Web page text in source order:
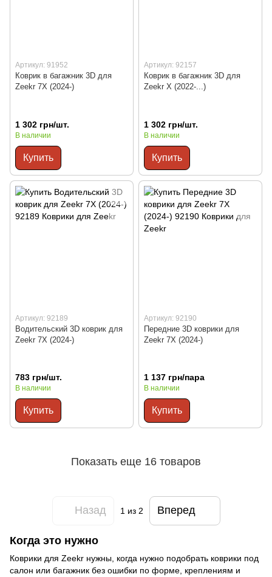
Артикул: 91952
Коврик в багажник 3D для
Zeekr 7X (2024-)
1 302 грн/шт.
В наличии
Купить
Артикул: 92157
Коврик в багажник 3D для
Zeekr X (2022-...)
1 302 грн/шт.
В наличии
Купить
Артикул: 92189
Водительский 3D коврик для
Zeekr 7X (2024-)
783 грн/шт.
В наличии
Купить
Артикул: 92190
Передние 3D коврики для
Zeekr 7X (2024-)
1 137 грн/пара
В наличии
Купить
Показать еще 16 товаров
Назад 1 из 2 Вперед
Когда это нужно
Коврики для Zeekr нужны, когда нужно подобрать коврики под
салон или багажник без ошибки по форме, креплениям и